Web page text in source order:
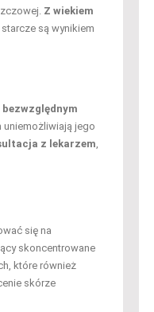
Z wiekiem
są wynikiem
uniemożliwiają jego
z lekarzem
się na
skoncentrowane
które również
skórze